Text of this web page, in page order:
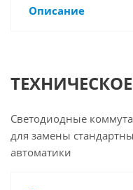
Описание
Светодиодные
для замены
автоматики